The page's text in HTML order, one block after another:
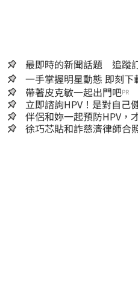
最即時的新聞話題 追蹤
一手掌握明
帶著皮克敏一起出門吧PR
立即諮詢HPV！是對自己
嫌晚！
伴侶和妳一起預防HPV，
徐巧芯貼和詐慈濟律師合